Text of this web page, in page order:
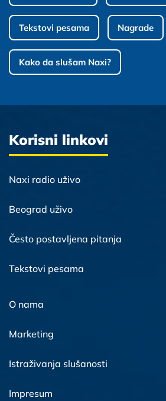
Tekstovi pesama Nagrade
Kako da slušam Naxi?
Korisni linkovi
Naxi radio uživo
Beograd uživo
Često postavljena pitanja
Tekstovi pesama
O nama
Marketing
Istraživanja slušanosti
Impresum